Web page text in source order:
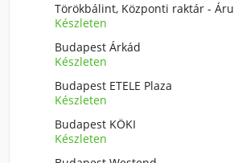
Törökbálint, Központi raktár -
Készleten
Budapest Árkád
Készleten
Budapest ETELE Plaza
Készleten
Budapest KÖKI
Készleten